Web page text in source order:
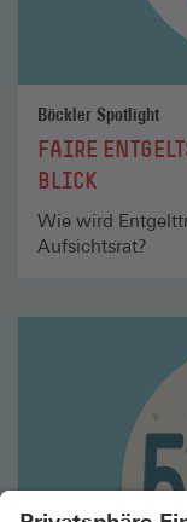
Böckler Spotlight
FAIRE
BLICK
Wie wird
Aufsichtsrat?